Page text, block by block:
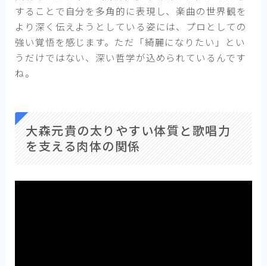
することで自分を多角的に表現し、楽曲の世界観を
より深く伝えようとしている姿には、プロとしての
強い覚悟を感じます。ただ「綺麗になりたい」とい
うだけではない、深い哲学が込められているんです
ね。
大森元貴の太りやすい体質と歌唱力
を支える肉体の関係